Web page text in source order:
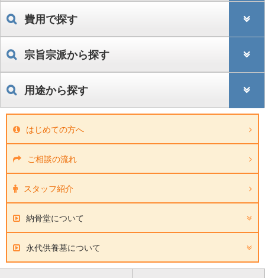
費用で探す
宗旨宗派から探す
用途から探す
はじめての方へ
ご相談の流れ
スタッフ紹介
納骨堂について
永代供養墓について